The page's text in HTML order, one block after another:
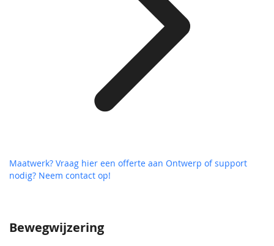
Bewegwijzering
Maatwerk? Vraag hier een offerte aan Ontwerp of support
nodig? Neem contact op!